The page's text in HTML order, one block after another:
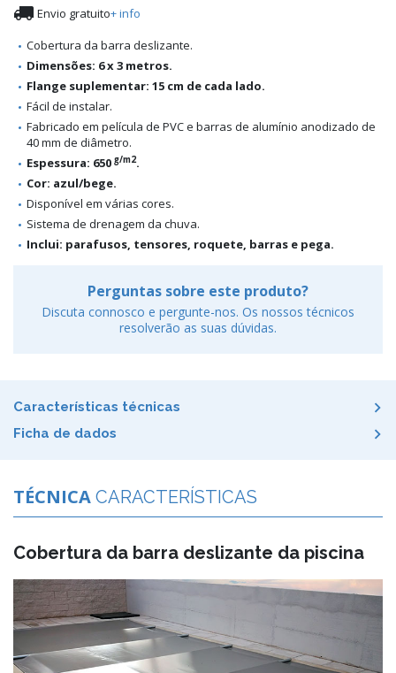
 Envio gratuito+ info
Cobertura da barra deslizante.
Dimensões: 6 x 3 metros.
Flange suplementar: 15 cm de cada lado.
Fácil de instalar.
Fabricado em película de PVC e barras de alumínio anodizado de
40 mm de diâmetro.
Espessura: 650 g/m2.
Cor: azul/bege.
Disponível em várias cores.
Sistema de drenagem da chuva.
Inclui: parafusos, tensores, roquete, barras e pega.
Perguntas sobre este produto?
Discuta connosco e pergunte-nos. Os nossos técnicos
resolverão as suas dúvidas.
Características técnicas
Ficha de dados
TÉCNICA CARACTERÍSTICAS
Cobertura da barra deslizante da piscina